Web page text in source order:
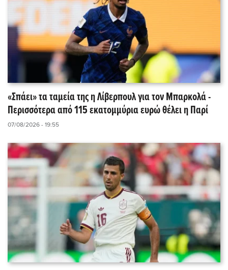
«Σπάει» τα ταμεία της η Λίβερπουλ για τον Μπαρκολά -
Περισσότερα από 115 εκατομμύρια ευρώ θέλει η Παρί
07/08/2026 - 19:55